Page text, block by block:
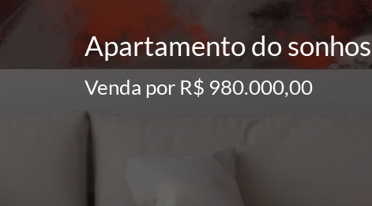
Apartamento do sonhos
Venda por R$ 980.000,00